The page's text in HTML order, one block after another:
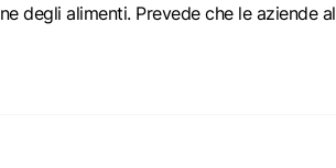
degli alimenti. Prevede che le aziende